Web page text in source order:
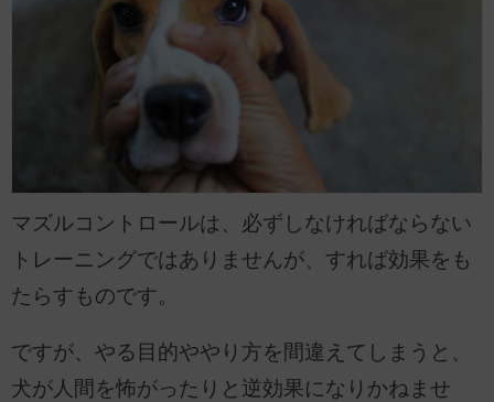
マズルコントロールは、必ずしなければならない
トレーニングではありませんが、すれば効果をも
たらすものです。
ですが、やる目的ややり方を間違えてしまうと、
犬が人間を怖がったりと逆効果になりかねませ